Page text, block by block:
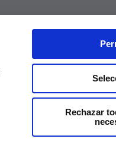
Rechazar